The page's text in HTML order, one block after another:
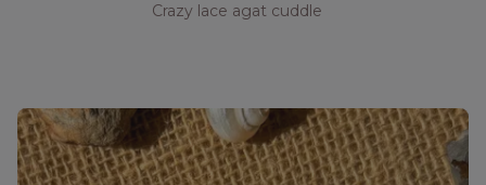
Crazy lace agat cuddle